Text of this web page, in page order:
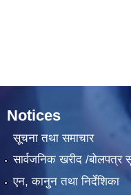
Notices
सूचना तथा समाचार
सार्वजनिक खरीद /बोलपत्र
एन, कानुन तथा निर्देशिका